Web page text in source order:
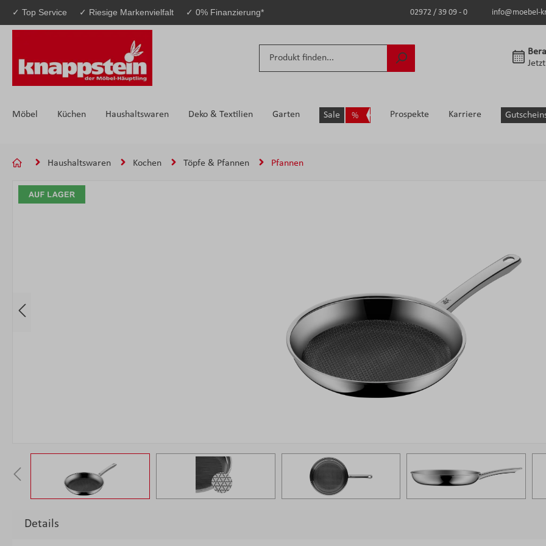
Hauptinhalt springen
Zur Suche springen
Zur Hauptnavigation springen
✓ Top Service ✓ Riesige Markenvielfalt ✓ 0% Finanzierung* 02972 / 39 09 - 0 info@moebel-
Möbel Küchen Haushaltswaren Deko & Textilien Garten Sale Prospekte Karriere
Haushaltswaren Kochen Töpfe & Pfannen Pfannen
Bildergalerie überspringen
Details